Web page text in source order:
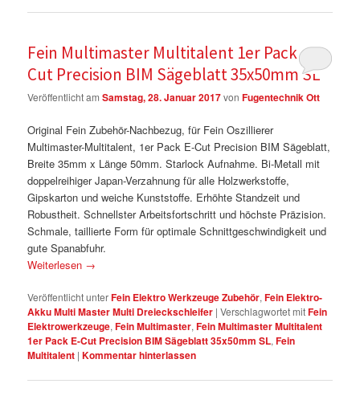
Fein Multimaster Multitalent 1er Pack E-
Cut Precision BIM Sägeblatt 35x50mm SL
Veröffentlicht amSamstag, 28. Januar 2017vonFugentechnik Ott
Original Fein Zubehör-Nachbezug, für Fein Oszillierer
Multimaster-Multitalent, 1er Pack E-Cut Precision BIM Sägeblatt,
Breite 35mm x Länge 50mm. Starlock Aufnahme. Bi-Metall mit
doppelreihiger Japan-Verzahnung für alle Holzwerkstoffe,
Gipskarton und weiche Kunststoffe. Erhöhte Standzeit und
Robustheit. Schnellster Arbeitsfortschritt und höchste Präzision.
Schmale, taillierte Form für optimale Schnittgeschwindigkeit und
gute Spanabfuhr.
Weiterlesen →
Veröffentlicht unterFein Elektro Werkzeuge Zubehör,Fein Elektro-
Akku Multi Master Multi Dreieckschleifer |Verschlagwortet mitFein
Elektrowerkzeuge,Fein Multimaster,Fein Multimaster Multitalent
1er Pack E-Cut Precision BIM Sägeblatt 35x50mm SL,Fein
Multitalent |Kommentar hinterlassen